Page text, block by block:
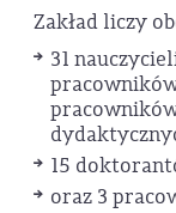
Zakład liczy
31
15
oraz 3